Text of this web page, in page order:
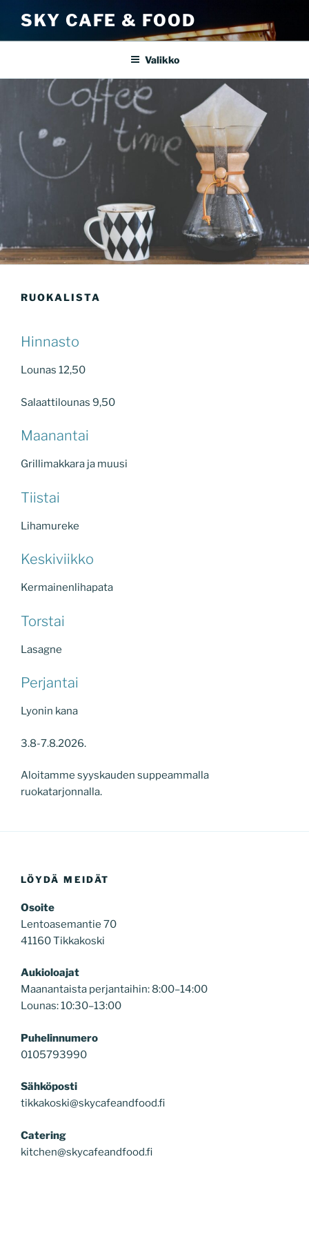
sisältöönSKY CAFE & FOOD
Valikko
RUOKALISTA
Hinnasto
Lounas 12,50
Salaattilounas 9,50
Maanantai
Grillimakkara ja muusi
Tiistai
Lihamureke
Keskiviikko
Kermainenlihapata
Torstai
Lasagne
Perjantai
Lyonin kana
3.8-7.8.2026.
Aloitamme syyskauden suppeammalla
ruokatarjonnalla.
LÖYDÄ MEIDÄT
Osoite
Lentoasemantie 70
41160 Tikkakoski
Aukioloajat
Maanantaista perjantaihin: 8:00–14:00
Lounas: 10:30–13:00
Puhelinnumero
0105793990
Sähköposti
tikkakoski@skycafeandfood.fi
Catering
kitchen@skycafeandfood.fi